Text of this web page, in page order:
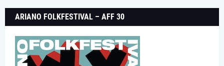
ARIANO FOLKFESTIVAL – AFF 30